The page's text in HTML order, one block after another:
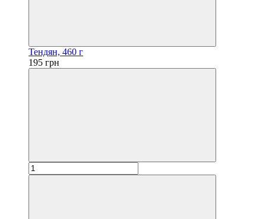
Тендян, 460 г
195 грн